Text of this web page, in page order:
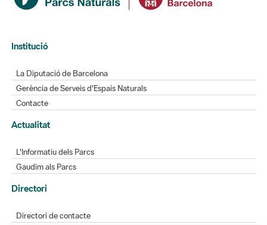
Contacte
Actualitat
L'Informatiu dels Parcs
Gaudim als Parcs
Directori
Directori de contacte
Xarxes socials
Aplicacions mòbils
Opineu sobre els parcs